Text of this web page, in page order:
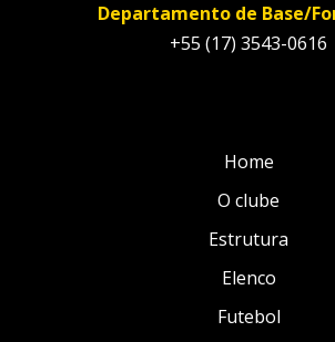
Departamento de Base/
+55 (17) 3543-0616
Home
O clube
Estrutura
Elenco
Futebol